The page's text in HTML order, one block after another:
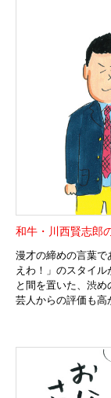
和牛・川西賢志郎
漫才の締めの言葉で
えわ！」のスタイ
と間を置いた、渋
芸人からの評価も高